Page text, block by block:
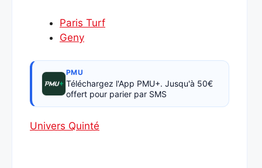
Paris Turf
Geny
PMU
Téléchargez l'App PMU+. Jusqu'à 50€
offert pour parier par SMS
Univers Quinté